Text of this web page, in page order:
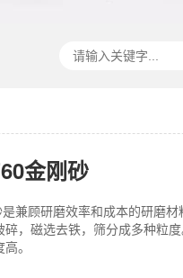
金刚砂
兼顾研磨效率和成本的研磨
碎，磁选去铁，筛分成多种粒
。